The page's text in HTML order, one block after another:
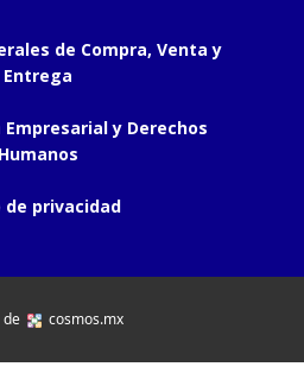
de Compra, Venta y
Entrega
Empresarial y Derechos
Humanos
de privacidad
de cosmos.mx